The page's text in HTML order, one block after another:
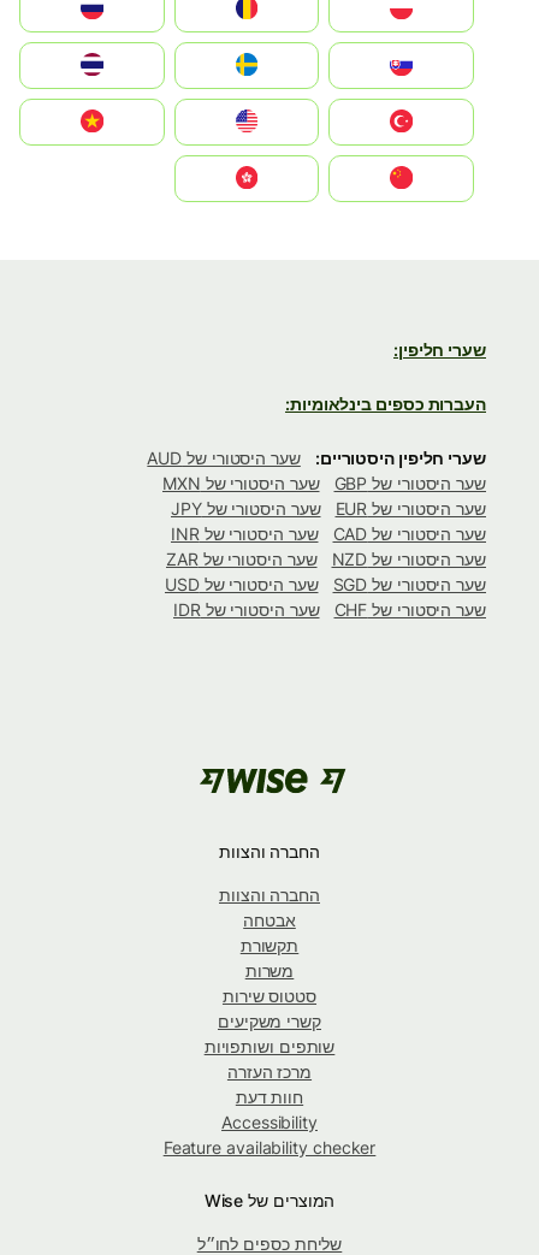
România
Slovensko
United States
Vietnam
שערי חליפין:
העברות כספים בינלאומיות:
שערי חליפין היסטוריים:
שער היסטורי של AUD
שער היסטורי של GBP
שער היסטורי של MXN
שער היסטורי של EUR
שער היסטורי של JPY
שער היסטורי של CAD
שער היסטורי של INR
שער היסטורי של NZD
שער היסטורי של ZAR
שער היסטורי של SGD
שער היסטורי של USD
שער היסטורי של CHF
שער היסטורי של IDR
החברה והצוות
החברה והצוות
אבטחה
תקשורת
משרות
סטטוס שירות
קשרי משקיעים
שותפים ושותפויות
מרכז העזרה
חוות דעת
Accessibility
Feature availability checker
המוצרים של Wise
שליחת כספים לחו״ל